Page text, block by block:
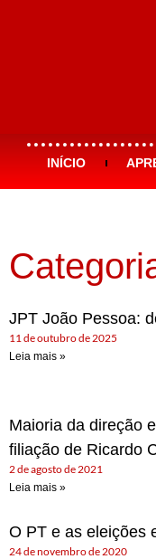
INÍCIO
JPT João Pessoa:
11 de outubro de 2025
Leia mais »
Maioria da direção
filiação de Ricardo
2 de agosto de 2021
Leia mais »
O PT e as eleições
24 de novembro de 2020